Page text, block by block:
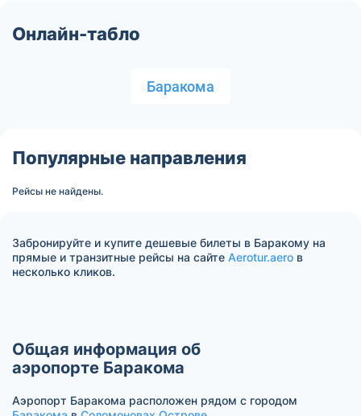
Онлайн-табло
Баракома
Популярные направления
Рейсы не найдены.
Забронируйте и купите дешевые билеты в Баракому на
прямые и транзитные рейсы на сайте Aerotur.aero в
несколько кликов.
Общая информация об
аэропорте Баракома
Аэропорт Баракома расположен рядом с городом